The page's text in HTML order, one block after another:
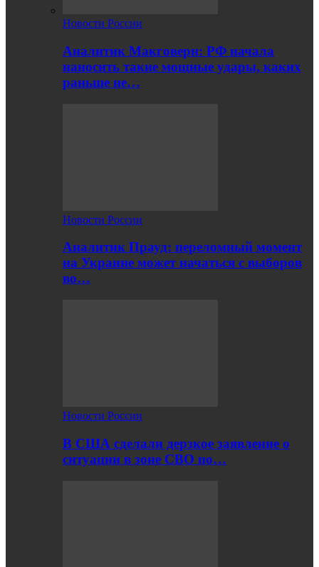
Новости России
Аналитик Макговерн: РФ начала
наносить такие мощные удары, каких
раньше не…
Новости России
Аналитик Прауд: переломный момент
на Украине может начаться с выборов
во…
Новости России
В США сделали дерзкое заявление о
ситуации в зоне СВО по…